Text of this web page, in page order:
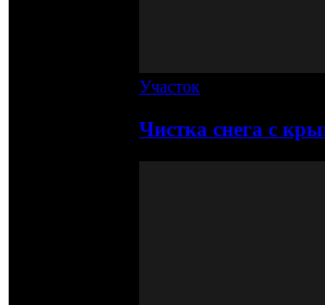
Участок
Чистка снега с